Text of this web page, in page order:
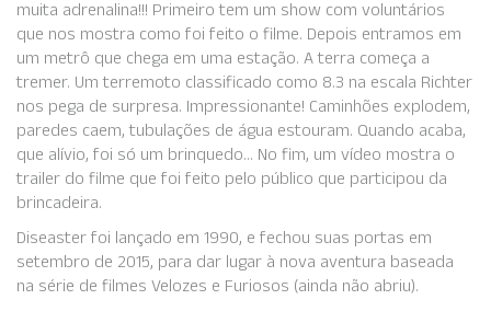
muita adrenalina!!! Primeiro tem um show com voluntários
que nos mostra como foi feito o filme. Depois entramos em
um metrô que chega em uma estação. A terra começa a
tremer. Um terremoto classificado como 8.3 na escala Richter
nos pega de surpresa. Impressionante! Caminhões explodem,
paredes caem, tubulações de água estouram. Quando acaba,
que alívio, foi só um brinquedo… No fim, um vídeo mostra o
trailer do filme que foi feito pelo público que participou da
brincadeira.
Diseaster foi lançado em 1990, e fechou suas portas em
setembro de 2015, para dar lugar à nova aventura baseada
na série de filmes Velozes e Furiosos (ainda não abriu).